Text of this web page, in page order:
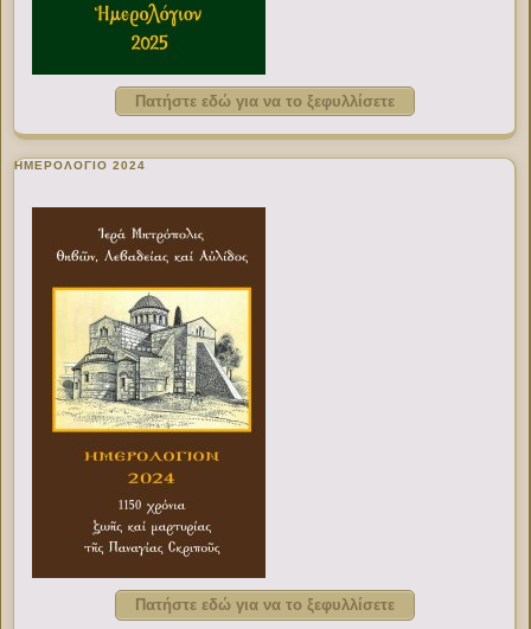
Πατήστε εδώ για να το ξεφυλλίσετε
ΗΜΕΡΟΛΟΓΙΟ 2024
Πατήστε εδώ για να το ξεφυλλίσετε